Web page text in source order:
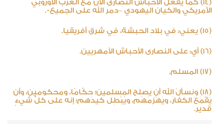
(14) كما يفعل الأحباش النصارى الآن مع الغرب الأوروبي
الأمريكي والكيان اليهودي –دمر الله على الجميع-.
(15) يعني: في بلادِ الحبشةِ، فِي شرقِ أفريقيا.
(16) أي: على النصارى الأحباش الأمهريين.
(17) المسلم.
(18) ونسألُ الله أن يصلح المسلمين؛ حكَّامًا، ومحكومين، وأن
يَقْمَعَ الكفارَ، ويَهْزِمَهُم، ويُبْطِل كيدَهم؛ إنه على كلِّ شيءٍ
قدير.